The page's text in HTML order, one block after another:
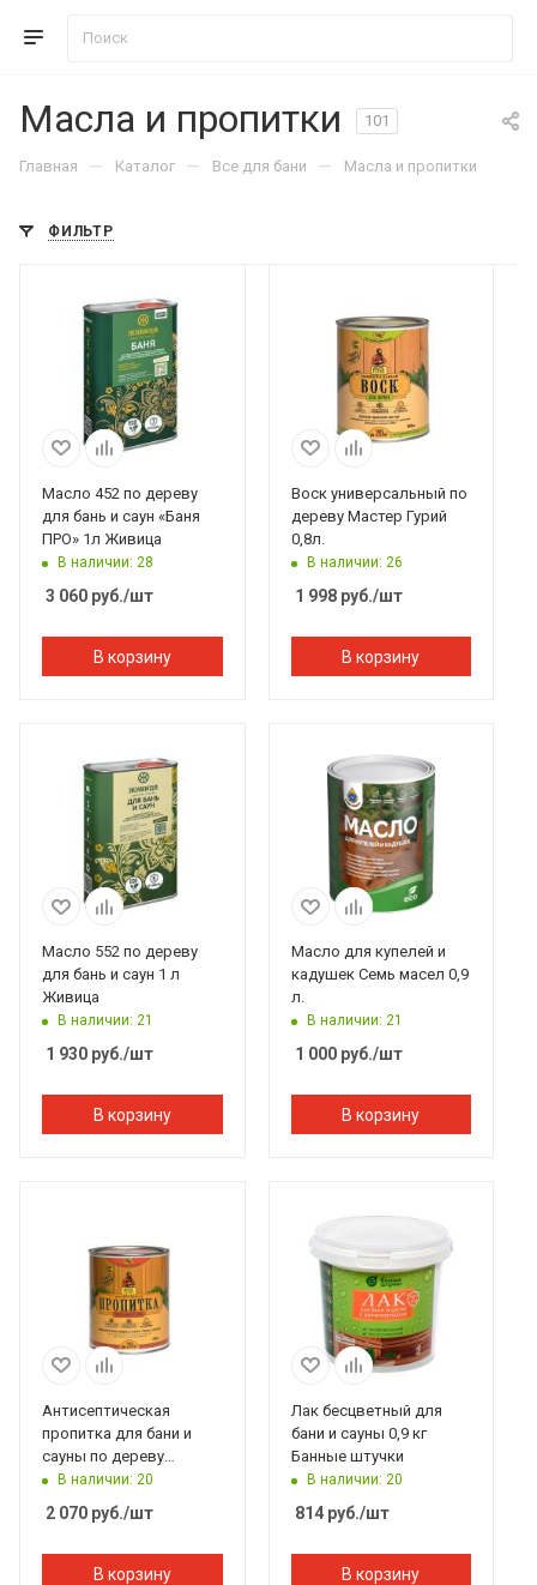
Масла и пропитки 101
Главная — Каталог — Все для бани — Масла и пропитки
ФИЛЬТР
Масло 452 по дереву
для бань и саун «Баня
ПРО» 1л Живица
В наличии: 28
3 060 руб./шт
В корзину
Воск универсальный по
дереву Мастер Гурий
0,8л.
В наличии: 26
1 998руб./шт
В корзину
Масло 552 по дереву
для бань и саун 1 л
Живица
В наличии: 21
1 930 руб./шт
В корзину
Масло для купелей и
кадушек Семь масел 0,9
л.
В наличии: 21
1 000руб./шт
В корзину
Антисептическая
пропитка для бани и
сауны по дереву
Мастер Гурий 0,8л.
В наличии: 20
2 070 руб./шт
В корзину
Лак бесцветный для
бани и сауны 0,9 кг
Банные штучки
В наличии: 20
814руб./шт
В корзину